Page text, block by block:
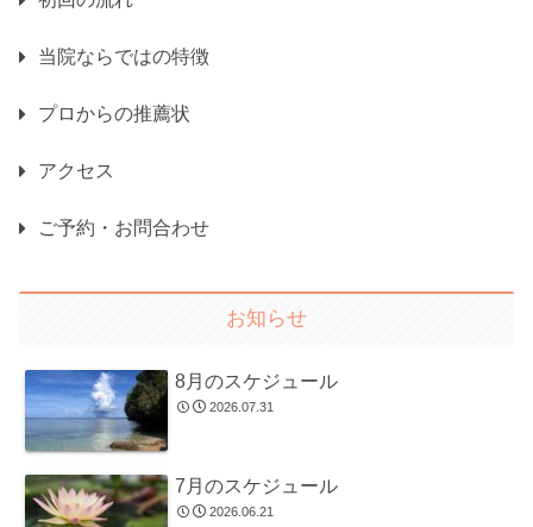
当院ならではの特徴
プロからの推薦状
アクセス
ご予約・お問合わせ
お知らせ
8月のスケジュール
2026.07.31
7月のスケジュール
2026.06.21